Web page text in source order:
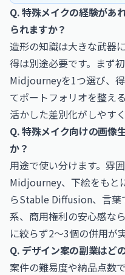
Q. 特殊メイクの経験があ
られますか？
造形の知識は大きな武器
得は別途必要です。まず
Midjourneyを1つ選び、
てポートフォリオを整え
活かした差別化がしやすく
Q. 特殊メイク向けの画像
か？
用途で使い分けます。雰
Midjourney、下絵をもと
らStable Diffusion、言葉
系、商用権利の安心感な
に絞らず2〜3個の併用が
Q. デザイン案の副業はど
案件の難易度や納品点数